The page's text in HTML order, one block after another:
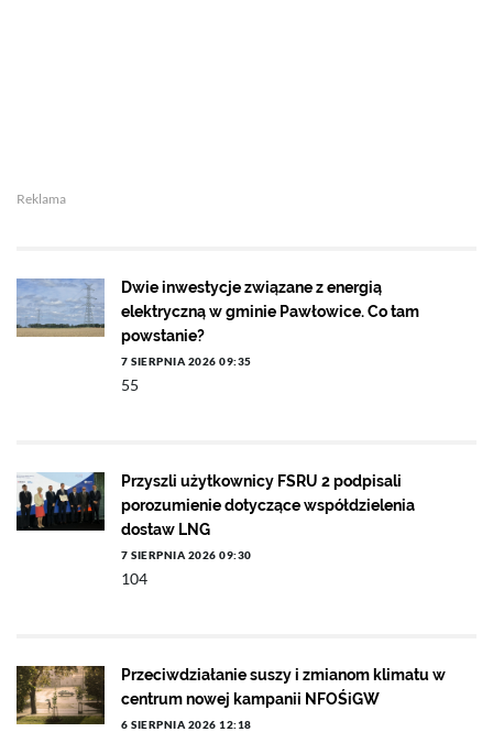
Reklama
Dwie inwestycje związane z energią
elektryczną w gminie Pawłowice. Co tam
powstanie?
7 SIERPNIA 2026 09:35
55
Przyszli użytkownicy FSRU 2 podpisali
porozumienie dotyczące współdzielenia
dostaw LNG
7 SIERPNIA 2026 09:30
104
Przeciwdziałanie suszy i zmianom klimatu w
centrum nowej kampanii NFOŚiGW
6 SIERPNIA 2026 12:18